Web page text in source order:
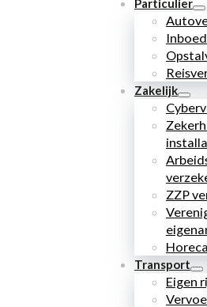
Particulier
Zakelijk
ZZP
Transport
Eigen